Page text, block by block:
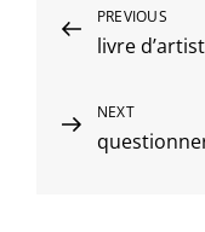
de
l’article
Previous
Post
PREVIOUS
livre
Next
Post
NEXT